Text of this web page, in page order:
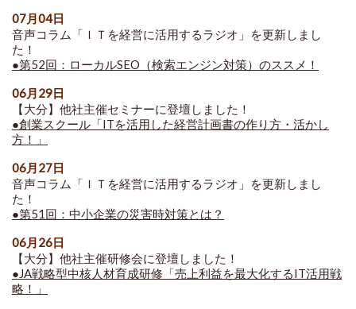
07月04日
音声コラム「ＩＴを経営に活用するラジオ」を更新しまし
た！
●第52回：ローカルSEO（検索エンジン対策）のススメ！
06月29日
【大分】他社主催セミナーに登壇しました！
●創業スクール「ITを活用した経営計画書の作り方・活かし
方！」
06月27日
音声コラム「ＩＴを経営に活用するラジオ」を更新しまし
た！
●第51回：中小企業の災害時対策とは？
06月26日
【大分】他社主催研修会に登壇しました！
●JA戦略型中核人材育成研修「売上利益を最大化するIT活用戦
略！」